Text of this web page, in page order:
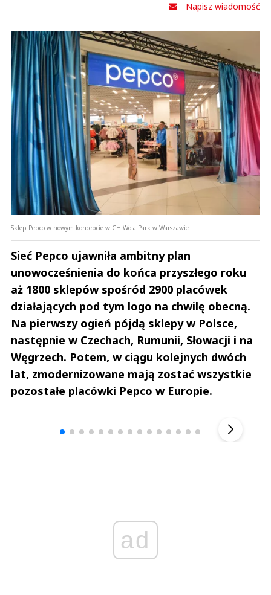
Napisz wiadomość
Sklep Pepco w nowym koncepcie w CH Wola Park w Warszawie
Sieć Pepco ujawniła ambitny plan
unowocześnienia do końca przyszłego roku
aż 1800 sklepów spośród 2900 placówek
działających pod tym logo na chwilę obecną.
Na pierwszy ogień pójdą sklepy w Polsce,
następnie w Czechach, Rumunii, Słowacji i na
Węgrzech. Potem, w ciągu kolejnych dwóch
lat, zmodernizowane mają zostać wszystkie
pozostałe placówki Pepco w Europie.
ad